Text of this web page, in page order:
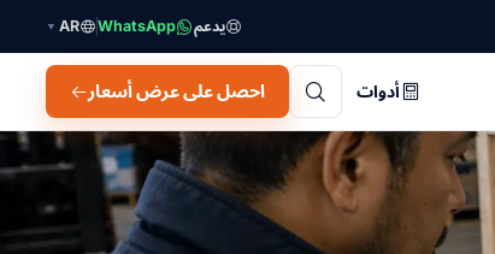
يدعم WhatsApp
AR
▼
أدوات احصل على عرض أسعار